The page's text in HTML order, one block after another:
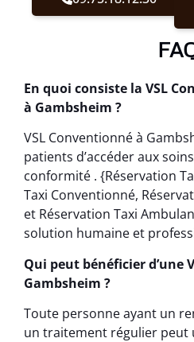
En quoi consiste la VSL
à Gambsheim ?
VSL Conventionné à
patients d’accéder aux
conformité . {Réservation
Taxi Conventionné,
et Réservation Taxi
solution humaine et
Qui peut bénéficier d’une
Gambsheim ?
Toute personne ayant un
un traitement régulier peut